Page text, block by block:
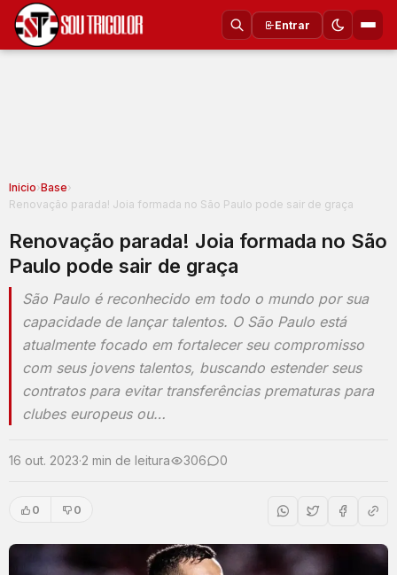
Entrar
Inicio›Base›
Renovação parada! Joia formada no São Paulo pode sair de graça
Renovação parada! Joia formada no São
Paulo pode sair de graça
São Paulo é reconhecido em todo o mundo por sua
capacidade de lançar talentos. O São Paulo está
atualmente focado em fortalecer seu compromisso
com seus jovens talentos, buscando estender seus
contratos para evitar transferências prematuras para
clubes europeus ou…
16 out. 2023·2 min de leitura 306 0
0 0